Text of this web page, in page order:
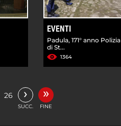
EVENTI
Padula, 171° anno Polizia
di St...
1364
26 ›
SUCC.
»
FINE